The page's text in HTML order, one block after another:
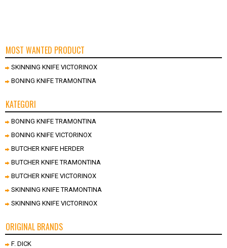
MOST WANTED PRODUCT
SKINNING KNIFE VICTORINOX
BONING KNIFE TRAMONTINA
KATEGORI
BONING KNIFE TRAMONTINA
BONING KNIFE VICTORINOX
BUTCHER KNIFE HERDER
BUTCHER KNIFE TRAMONTINA
BUTCHER KNIFE VICTORINOX
SKINNING KNIFE TRAMONTINA
SKINNING KNIFE VICTORINOX
ORIGINAL BRANDS
F. DICK